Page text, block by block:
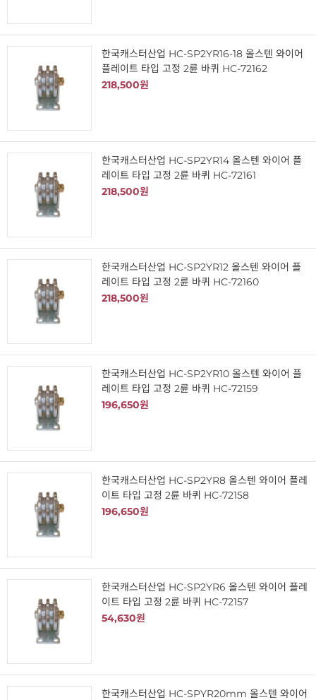
한국캐스터산업 HC-SP2YR16-18 올스텐 와이어
플레이트 타입 고정 2륜 바퀴 HC-72162
218,500원
한국캐스터산업 HC-SP2YR14 올스텐 와이어 플
레이트 타입 고정 2륜 바퀴 HC-72161
218,500원
한국캐스터산업 HC-SP2YR12 올스텐 와이어 플
레이트 타입 고정 2륜 바퀴 HC-72160
218,500원
한국캐스터산업 HC-SP2YR10 올스텐 와이어 플
레이트 타입 고정 2륜 바퀴 HC-72159
196,650원
한국캐스터산업 HC-SP2YR8 올스텐 와이어 플레
이트 타입 고정 2륜 바퀴 HC-72158
196,650원
한국캐스터산업 HC-SP2YR6 올스텐 와이어 플레
이트 타입 고정 2륜 바퀴 HC-72157
54,630원
한국캐스터산업 HC-SPYR20mm 올스텐 와이어